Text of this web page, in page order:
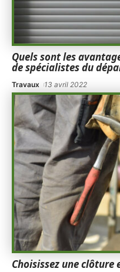
Quels sont les
de spécialistes du
Travaux 13 avril 2022
Choisissez une clôture